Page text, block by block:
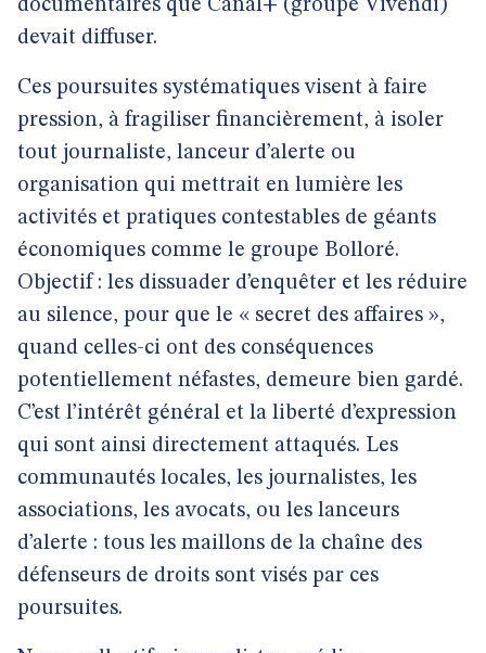
documentaires que Canal+ (groupe Vivendi)
devait diffuser.
Ces poursuites systématiques visent à faire
pression, à fragiliser financièrement, à isoler
tout journaliste, lanceur d’alerte ou
organisation qui mettrait en lumière les
activités et pratiques contestables de géants
économiques comme le groupe Bolloré.
Objectif : les dissuader d’enquêter et les réduire
au silence, pour que le « secret des affaires »,
quand celles-ci ont des conséquences
potentiellement néfastes, demeure bien gardé.
C’est l’intérêt général et la liberté d’expression
qui sont ainsi directement attaqués. Les
communautés locales, les journalistes, les
associations, les avocats, ou les lanceurs
d’alerte : tous les maillons de la chaîne des
défenseurs de droits sont visés par ces
poursuites.